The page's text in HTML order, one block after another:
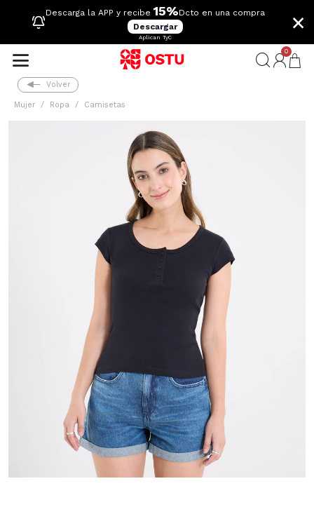
Descarga la APP y recibe 15%Dcto en una compra
Descargar
Aplican TyC
×
0
Volver
Mujer Ropa Camisetas